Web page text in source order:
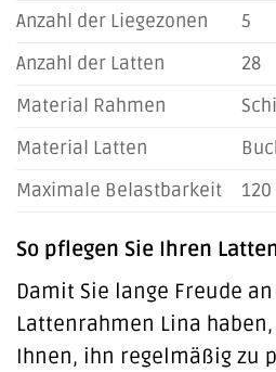
Anzahl der Liegezonen
5
Anzahl der Latten
28
Material Rahmen
Material Latten
Maximale Belastbarkeit
120
So pflegen Sie Ihren
Damit Sie lange Freude
Lattenrahmen Lina
Ihnen, ihn regelmäßig zu